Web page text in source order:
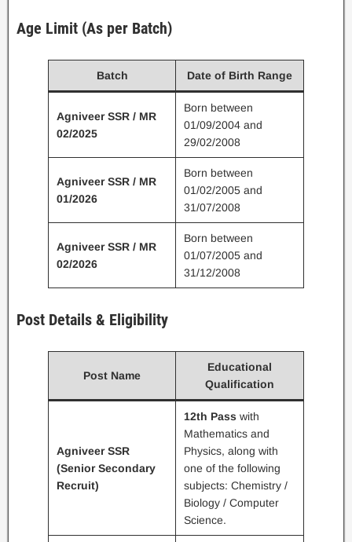
Age Limit (As per Batch)
Batch Date of Birth Range
Agniveer SSR / MR
02/2025
Born between
01/09/2004 and
29/02/2008
Agniveer SSR / MR
01/2026
Born between
01/02/2005 and
31/07/2008
Agniveer SSR / MR
02/2026
Born between
01/07/2005 and
31/12/2008
Post Details & Eligibility
Post Name
Educational
Qualification
Agniveer SSR
(Senior Secondary
Recruit)
12th Pass with
Mathematics and
Physics, along with
one of the following
subjects: Chemistry /
Biology / Computer
Science.